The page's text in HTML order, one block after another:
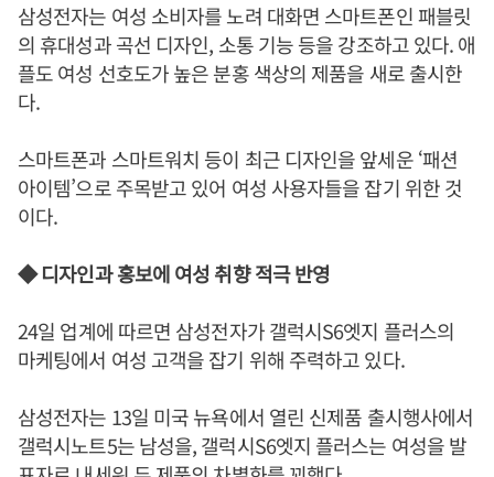
삼성전자는 여성 소비자를 노려 대화면 스마트폰인 패블릿
의 휴대성과 곡선 디자인, 소통 기능 등을 강조하고 있다. 애
플도 여성 선호도가 높은 분홍 색상의 제품을 새로 출시한
다.
스마트폰과 스마트워치 등이 최근 디자인을 앞세운 ‘패션
아이템’으로 주목받고 있어 여성 사용자들을 잡기 위한 것
이다.
◆ 디자인과 홍보에 여성 취향 적극 반영
24일 업계에 따르면 삼성전자가 갤럭시S6엣지 플러스의
마케팅에서 여성 고객을 잡기 위해 주력하고 있다.
삼성전자는 13일 미국 뉴욕에서 열린 신제품 출시행사에서
갤럭시노트5는 남성을, 갤럭시S6엣지 플러스는 여성을 발